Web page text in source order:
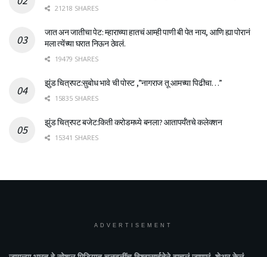
21218 SHARES
जात अन जातीचा पेट: म्हाराच्या हातचं आम्ही पाणी बी पेत नाय, आणि ह्या पोरानं
मला त्येंच्या घरात निऊन ठेवलं.
19479 SHARES
झुंड चित्रपट:सुबोध भावे ची पोस्ट ,”नागराज तू आमच्या पिढीचा…”
15835 SHARES
झुंड चित्रपट बजेट:किती करोडमध्ये बनला? आतापर्यँतचे कलेक्शन
15341 SHARES
ADVERTISEMENT